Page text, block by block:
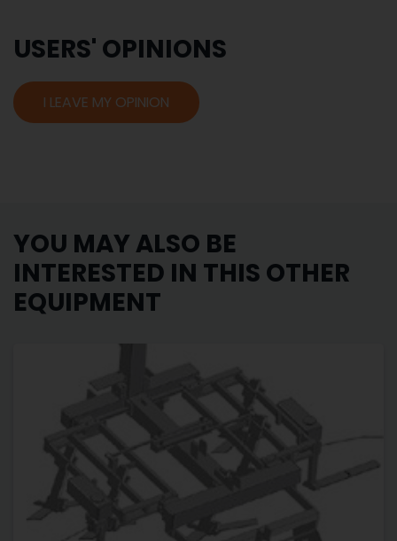
USERS' OPINIONS
I LEAVE MY OPINION
YOU MAY ALSO BE
INTERESTED IN THIS OTHER
EQUIPMENT